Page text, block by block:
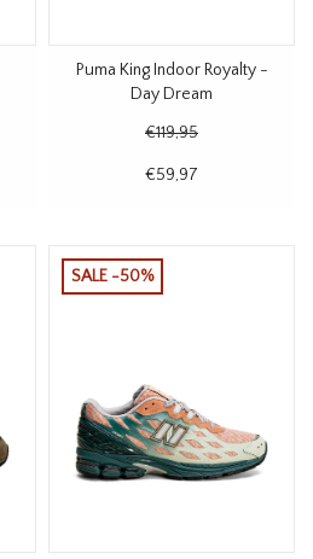
Puma King Indoor Royalty -
Day Dream
€119,95
€59,97
SALE -50%